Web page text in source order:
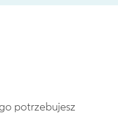
potrzebujesz